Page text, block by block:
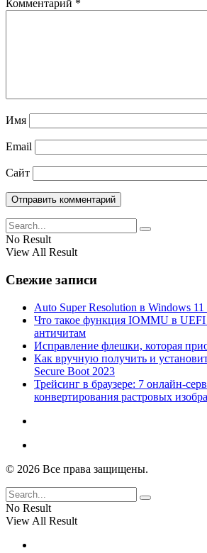
Комментарий *
Имя
Email
Сайт
No Result
View All Result
Свежие записи
Auto Super Resolution в Windows
Что такое функция IOMMU в
античитам
Исправление флешки, которая
Как вручную получить и
Secure Boot 2023
Трейсинг в браузере: 7 онлайн-
конвертирования растровых
© 2026 Все права защищены.
No Result
View All Result